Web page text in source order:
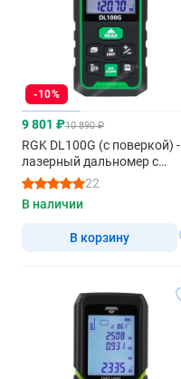
-10%
9 801 ₽10 890 ₽
RGK DL100G (с поверкой) -
лазерный дальномер с
зеленым лучом
22
В наличии
В корзину